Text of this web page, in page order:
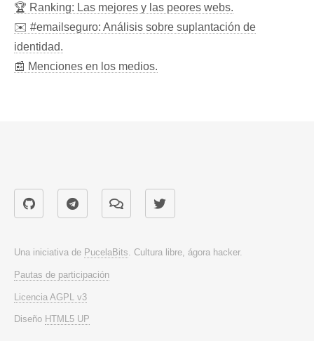
🏆 Ranking: Las mejores y las peores webs.
✉️ #emailseguro: Análisis sobre suplantación de
identidad.
📰 Menciones en los medios.
Una iniciativa de PucelaBits. Cultura libre, ágora hacker.
Pautas de participación
Licencia AGPL v3
Diseño HTML5 UP